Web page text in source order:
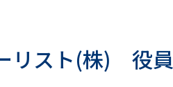
リスト(株) 役